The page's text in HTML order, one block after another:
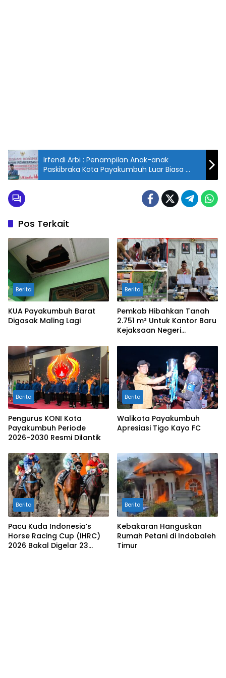
Irfendi Arbi : Penampilan Anak-anak
Paskibraka Kota Payakumbuh Luar Biasa
Sukses
Pos Terkait
Berita
KUA Payakumbuh Barat
Digasak Maling Lagi
Berita
Pemkab Hibahkan Tanah
2.751 m² Untuk Kantor Baru
Kejaksaan Negeri
Berita
Pengurus KONI Kota
Payakumbuh Periode
2026-2030 Resmi Dilantik
Berita
Walikota Payakumbuh
Apresiasi Tigo Kayo FC
Berita
Pacu Kuda Indonesia’s
Horse Racing Cup (IHRC)
2026 Bakal Digelar 23
Berita
Kebakaran Hanguskan
Rumah Petani di Indobaleh
Timur